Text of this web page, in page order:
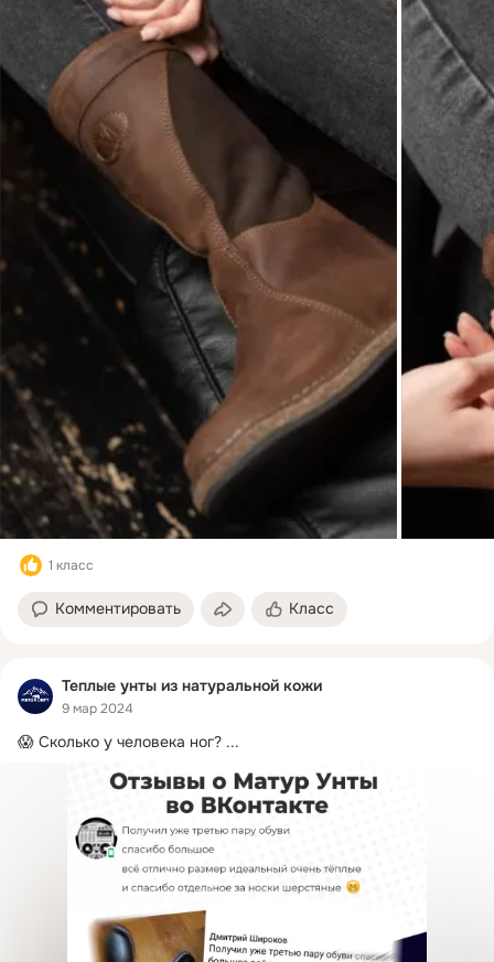
1 класс
Комментировать Класс
Теплые унты из натуральной кожи
9 мар 2024
😱 Сколько у человека ног? ...